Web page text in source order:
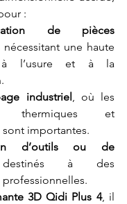
:
de pièces
nécessitant une haute
à l’usure et à la
industriel, où les
thermiques et
importantes.
d’outils ou de
à des
3D Qidi Plus 4, il